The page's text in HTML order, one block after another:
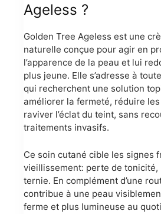
Ageless ?
Golden Tree Ageless est une
naturelle conçue pour agir en
l’apparence de la peau et lui
plus jeune. Elle s’adresse à
qui recherchent une solution
améliorer la fermeté, réduire les
raviver l’éclat du teint, sans
traitements invasifs.
Ce soin cutané cible les signes
vieillissement: perte de tonicité,
ternie. En complément d’une
contribue à une peau
ferme et plus lumineuse au